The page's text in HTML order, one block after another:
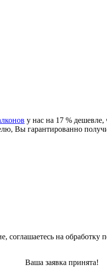
у нас на 17 %
Вы гарантированно
соглашаетесь на обработку
Ваша заявка принята!